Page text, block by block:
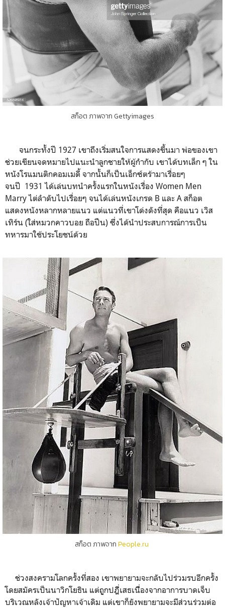
สก็อต ภาพจาก Gettyimages
จนกระทั้งปี 1927 เขาถึงเริ่มสนใจการแสดงขึ้นมา พ่อของเขา
ช่วยเขียนจดหมายไปแนะนำลูกชายให้ผู้กำกับ เขาได้บทเล็ก ๆ ใน
หนังโรแมนติกคอมเมดี้ จากนั้นก็เป็นเอ็กซ์ตร้ามาเรื่อยๆ
จนปี 1931 ได้เล่นบทนำครั้งแรกในหนังเรื่อง Women Men
Marry ไต่ลำดับไปเรื่อยๆ จนได้เล่นหนังเกรด B และ A สก็อต
แสดงหนังหลากหลายแนว แต่แนวที่เขาโด่งดังที่สุด คือแนว เวิส
เทิร์น (ใส่หมวกคาวบอย ถือปืน) ซึ่งได้นำประสบการณ์การเป็น
ทหารมาใช้ประโยชน์ด้วย
สก็อต ภาพจากPeople.ru
ช่วงสงครามโลกครั้งที่สอง เขาพยายามจะกลับไปร่วมรบอีกครั้ง
โดยสมัครเป็นนาวิกโยธิน แต่ถููกปฎิี่เสธเนืี่องจากอาการบาดเจ็บ
บริเวณหลังเจ้าปัญหาเจ้าเดิม แต่เขาก็ยังพยายามจะมีส่วนร่วมต่อ